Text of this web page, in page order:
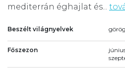
mediterrán éghajlat és...
Beszélt világnyelvek
Főszezon